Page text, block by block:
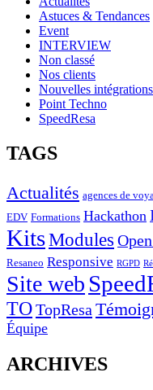
Astuces & Tendances
Event
INTERVIEW
Non classé
Nos clients
Nouvelles
Point Techno
SpeedResa
TAGS
Actualités agences de
EDV Formations Hackathon
KitsModules
Resaneo Responsive RGPD
Site web
TOTopResa
Équipe
ARCHIVES